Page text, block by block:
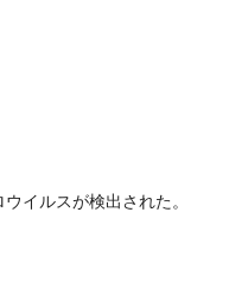
イルスが検出された。